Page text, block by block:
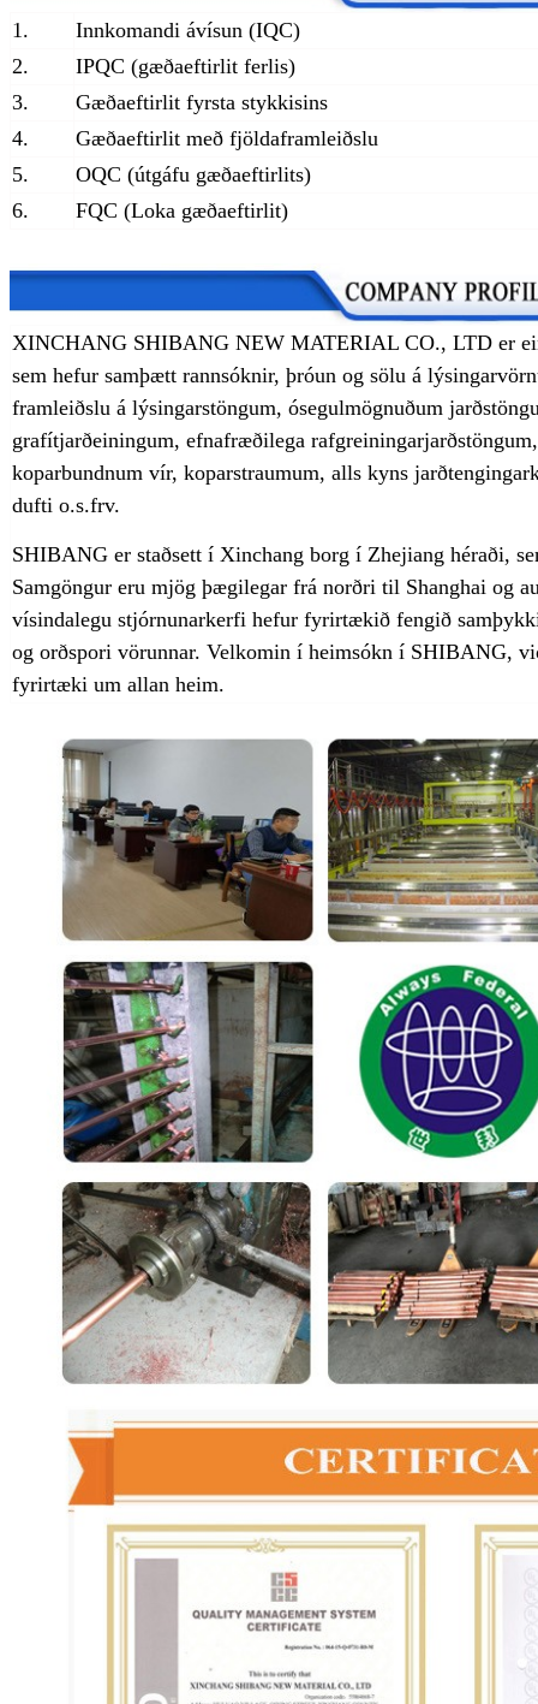
1.
Innkomandi ávísun (IQC)
2.
IPQC (gæðaeftirlit ferlis)
3.
Gæðaeftirlit fyrsta stykkisins
4.
Gæðaeftirlit með fjöldaframleiðslu
5.
OQC (útgáfu gæðaeftirlits)
6.
FQC (Loka gæðaeftirlit)
XINCHANG SHIBANG NEW MATERIAL CO., LTD er
sem hefur samþætt rannsóknir, þróun og sölu á
framleiðslu á lýsingarstöngum, ósegulmögnuðum
grafítjarðeiningum, efnafræðilega
koparbundnum vír, koparstraumum, alls kyns
dufti o.s.frv.
SHIBANG er staðsett í Xinchang borg í Zhejiang héraði,
Samgöngur eru mjög þægilegar frá norðri til Shanghai og
vísindalegu stjórnunarkerfi hefur fyrirtækið fengið
og orðspori vörunnar. Velkomin í heimsókn í SHIBANG,
fyrirtæki um allan heim.